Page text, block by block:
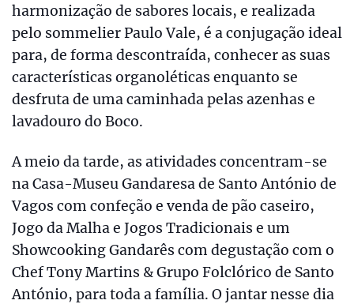
harmonização de sabores locais, e realizada
pelo sommelier Paulo Vale, é a conjugação ideal
para, de forma descontraída, conhecer as suas
características organoléticas enquanto se
desfruta de uma caminhada pelas azenhas e
lavadouro do Boco.
A meio da tarde, as atividades concentram-se
na Casa-Museu Gandaresa de Santo António de
Vagos com confeção e venda de pão caseiro,
Jogo da Malha e Jogos Tradicionais e um
Showcooking Gandarês com degustação com o
Chef Tony Martins & Grupo Folclórico de Santo
António, para toda a família. O jantar nesse dia